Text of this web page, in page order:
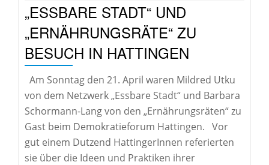
„ESSBARE STADT“ UND
„ERNÄHRUNGSRÄTE“ ZU
BESUCH IN HATTINGEN
Am Sonntag den 21. April waren Mildred Utku
von dem Netzwerk „Essbare Stadt“ und Barbara
Schormann-Lang von den „Ernährungsräten“ zu
Gast beim Demokratieforum Hattingen. Vor
gut einem Dutzend HattingerInnen referierten
sie über die Ideen und Praktiken ihrer